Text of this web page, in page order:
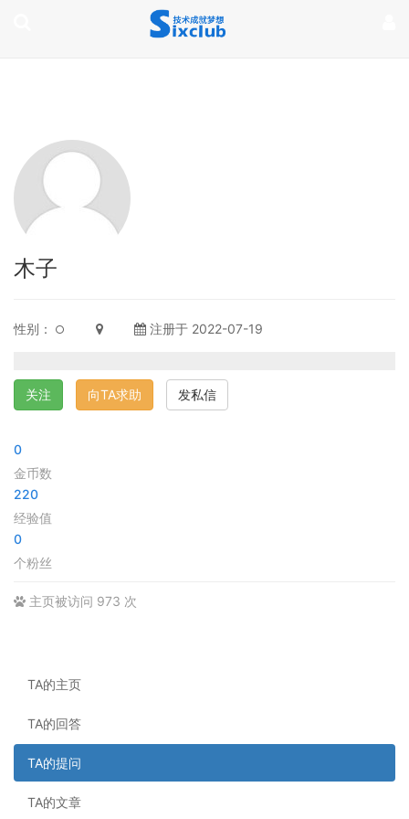
木子
性别： 注册于 2022-07-19
关注 向TA求助 发私信
0
金币数
220
经验值
0
个粉丝
主页被访问 973 次
TA的主页
TA的回答
TA的提问
TA的文章